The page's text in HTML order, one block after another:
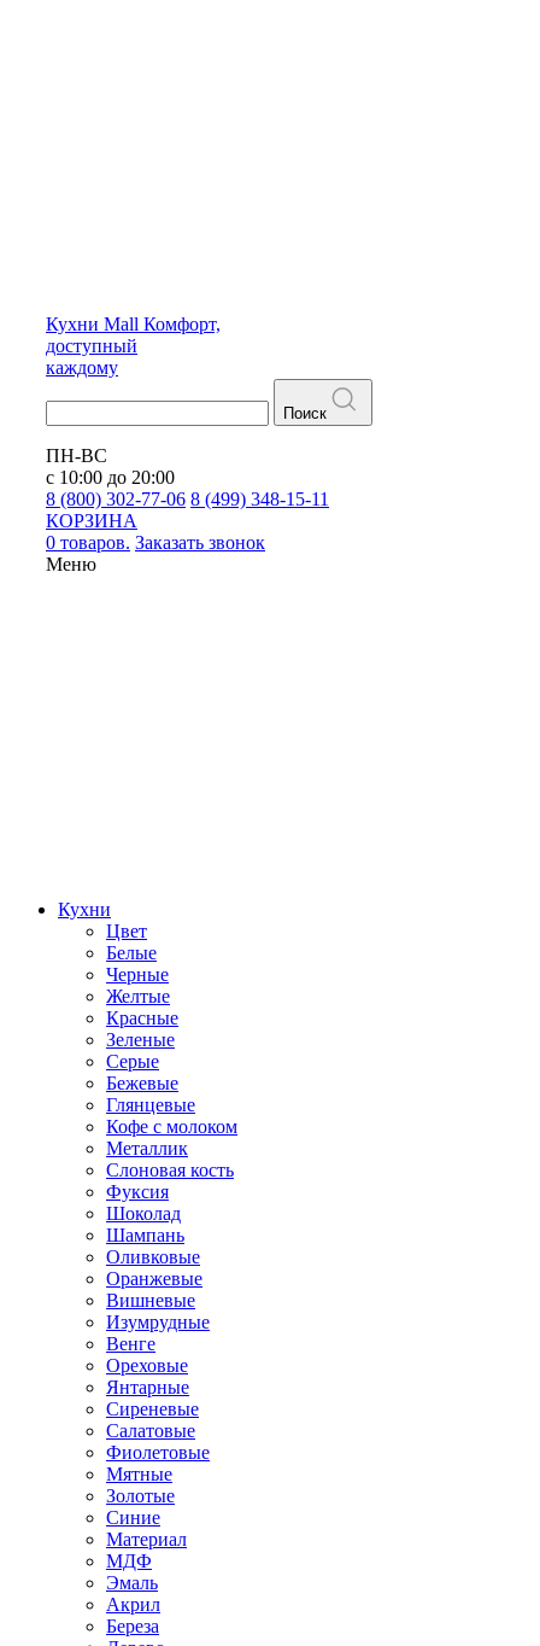
Кухни Mall Комфорт,
доступный
каждому
Поиск
ПН-ВС
с 10:00 до 20:00
8 (800) 302-77-06 8 (499) 348-15-11
КОРЗИНА
0 товаров. Заказать звонок
Меню
Кухни
Цвет
Белые
Черные
Желтые
Красные
Зеленые
Серые
Бежевые
Глянцевые
Кофе с молоком
Металлик
Слоновая кость
Фуксия
Шоколад
Шампань
Оливковые
Оранжевые
Вишневые
Изумрудные
Венге
Ореховые
Янтарные
Сиреневые
Салатовые
Фиолетовые
Мятные
Золотые
Синие
Материал
МДФ
Эмаль
Акрил
Береза